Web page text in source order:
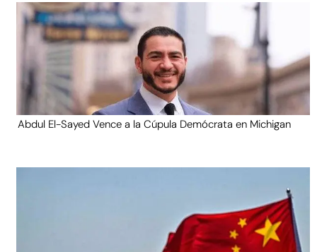
Abdul El-Sayed Vence a la Cúpula Demócrata en Michigan